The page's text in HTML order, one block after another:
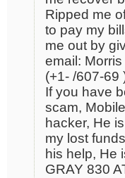
Ripped me
to pay my
me out by
email:
(+1- /607-69
If you have
scam,
hacker, He
my lost
his help, He
GRAY 830